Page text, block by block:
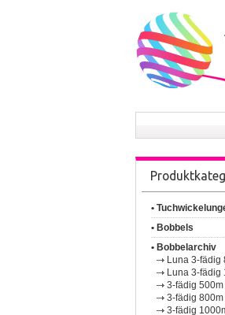
•
• Bobbels
• Bobbelarchiv
Luna 3-fädig
Luna 3-fädig
3-fädig 500m
3-fädig 800m
3-fädig